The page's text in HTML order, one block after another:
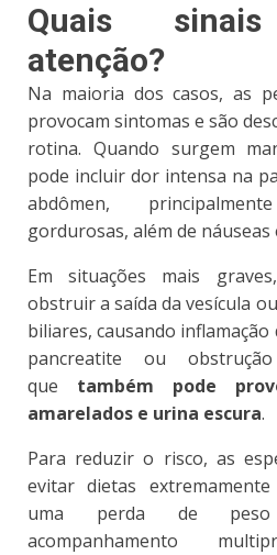
Quais
atenção?
Na maioria dos casos, as
provocam sintomas e são
rotina. Quando surgem
pode incluir dor intensa na
abdômen,
gordurosas, além de náuseas
Em situações mais
obstruir a saída da vesícula
biliares, causando inflamação
pancreatite ou
que também pode
amarelados e urina escura.
Para reduzir o risco, as
evitar dietas
uma perda de peso
acompanhamento